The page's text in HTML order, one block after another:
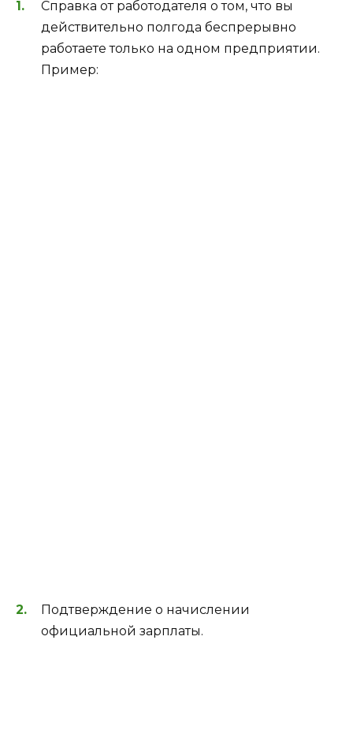
Справка от работодателя о том, что вы
действительно полгода беспрерывно
работаете только на одном предприятии.
Пример:
Подтверждение о начислении
официальной зарплаты.